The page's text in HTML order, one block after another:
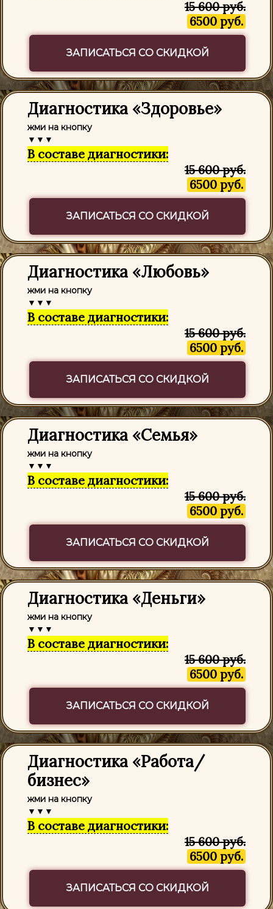
15 600 руб.
6500 руб.
ЗАПИСАТЬСЯ СО СКИДКОЙ
Диагностика «Здоровье»
жми на кнопку
▼▼▼
В составе диагностики:
15 600 руб.
6500 руб.
ЗАПИСАТЬСЯ СО СКИДКОЙ
Диагностика «Любовь»
жми на кнопку
▼▼▼
В составе диагностики:
15 600 руб.
6500 руб.
ЗАПИСАТЬСЯ СО СКИДКОЙ
Диагностика «Семья»
жми на кнопку
▼▼▼
В составе диагностики:
15 600 руб.
6500 руб.
ЗАПИСАТЬСЯ СО СКИДКОЙ
Диагностика «Деньги»
жми на кнопку
▼▼▼
В составе диагностики:
15 600 руб.
6500 руб.
ЗАПИСАТЬСЯ СО СКИДКОЙ
Диагностика «Работа/
бизнес»
жми на кнопку
▼▼▼
В составе диагностики:
15 600 руб.
6500 руб.
ЗАПИСАТЬСЯ СО СКИДКОЙ